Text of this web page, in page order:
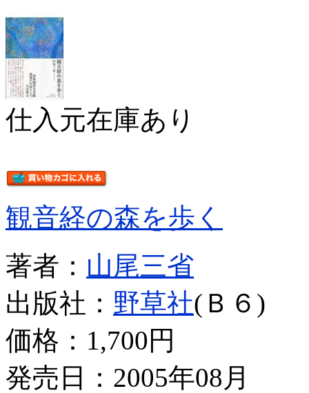
仕入元在庫あり
観音経の森を歩く
著者： 山尾三省
出版社： 野草社(Ｂ６)
価格： 1,700円
発売日：2005年08月